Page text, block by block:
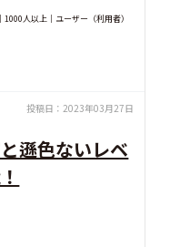
人以上｜ユーザー（利用者）
投稿日： 2023年03月27日
遜色ないレベ